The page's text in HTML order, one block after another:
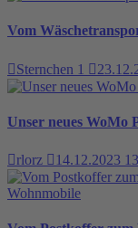
Vom
Sternchen 1
Unser neues WoMo
rlorz 14.12.2023
Wohnmobile